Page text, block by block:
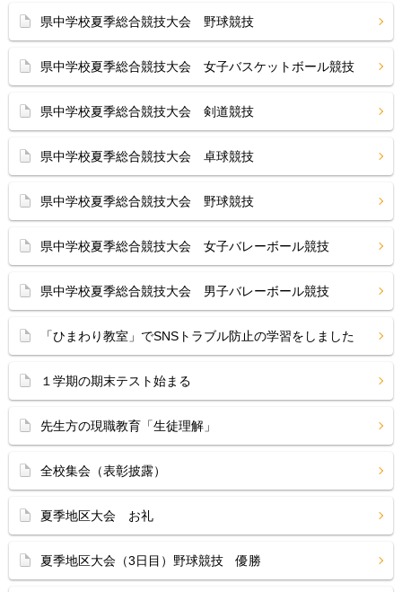
県中学校夏季総合競技大会 野球競技
県中学校夏季総合競技大会 女子バスケットボール競技
県中学校夏季総合競技大会 剣道競技
県中学校夏季総合競技大会 卓球競技
県中学校夏季総合競技大会 野球競技
県中学校夏季総合競技大会 女子バレーボール競技
県中学校夏季総合競技大会 男子バレーボール競技
「ひまわり教室」でSNSトラブル防止の学習をしました
１学期の期末テスト始まる
先生方の現職教育「生徒理解」
全校集会（表彰披露）
夏季地区大会 お礼
夏季地区大会（3日目）野球競技 優勝